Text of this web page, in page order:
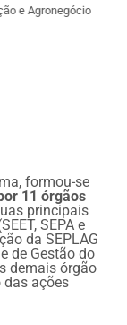
e Agronegócio
formou-se
11 órgãos
principais
SEPA e
da SEPLAG
de Gestão do
demais órgão
das ações